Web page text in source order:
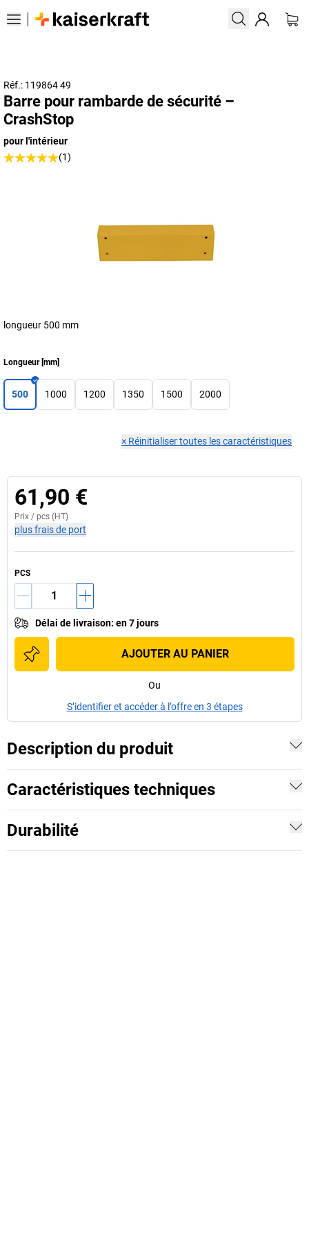
Réf.: 119864 49
Barre pour rambarde de sécurité –
CrashStop
pour l'intérieur
(1)
longueur 500 mm
Longueur[mm]
500 1000 1200 1350 1500 2000
× Réinitialiser toutes les caractéristiques
61,90 €
Prix / pcs (HT)
plus frais de port
PCS
Délai de livraison: en 7 jours
AJOUTER AU PANIER
Ou
S’identifier et accéder à l’offre en 3 étapes
Description du produit
Caractéristiques techniques
Durabilité